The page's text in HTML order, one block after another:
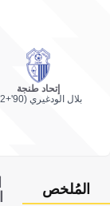
إتحاد طنجة
بلال الودغيري (90'+2')
المُلخص